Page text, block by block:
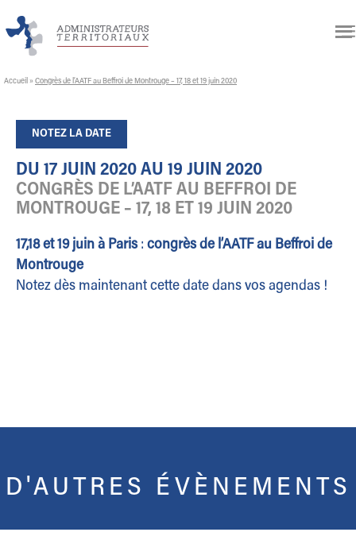
Accueil » Congrès de l’AATF au Beffroi de Montrouge – 17, 18 et 19 juin 2020
NOTEZ LA DATE
DU 17 JUIN 2020 AU 19 JUIN 2020
CONGRÈS DE L’AATF AU BEFFROI DE
MONTROUGE – 17, 18 ET 19 JUIN 2020
17,18 et 19 juin à Paris: congrès de l’AATF au Beffroi de
Montrouge
Notez dès maintenant cette date dans vos agendas !
D'AUTRES ÉVÈNEMENTS